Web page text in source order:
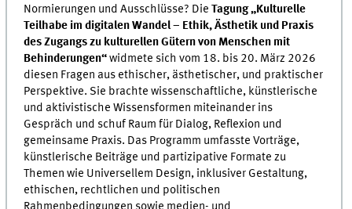
Normierungen und Ausschlüsse? Die Tagung „Kulturelle
Teilhabe im digitalen Wandel – Ethik, Ästhetik und Praxis
des Zugangs zu kulturellen Gütern von Menschen mit
Behinderungen“widmete sich vom 18. bis 20. März 2026
diesen Fragen aus ethischer, ästhetischer, und praktischer
Perspektive. Sie brachte wissenschaftliche, künstlerische
und aktivistische Wissensformen miteinander ins
Gespräch und schuf Raum für Dialog, Reflexion und
gemeinsame Praxis. Das Programm umfasste Vorträge,
künstlerische Beiträge und partizipative Formate zu
Themen wie Universellem Design, inklusiver Gestaltung,
ethischen, rechtlichen und politischen
Rahmenbedingungen sowie medien- und